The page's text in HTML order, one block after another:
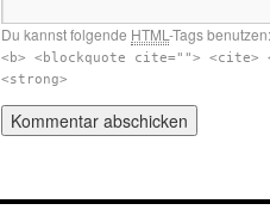
Du kannst folgende HTML -Tags benutzen:
<b> <blockquote cite=""> <cite>
<strong>